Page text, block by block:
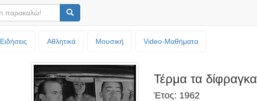
Ειδήσεις Αθλητικά Μουσική Video-Mαθήματα
Τέρμα τα δίφραγκα
Έτος: 1962